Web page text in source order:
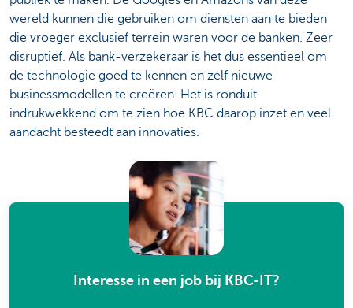
wereld kunnen die gebruiken om diensten aan te bieden
die vroeger exclusief terrein waren voor de banken. Zeer
disruptief. Als bank-verzekeraar is het dus essentieel om
de technologie goed te kennen en zelf nieuwe
businessmodellen te creëren. Het is ronduit
indrukwekkend om te zien hoe KBC daarop inzet en veel
aandacht besteedt aan innovaties.
Interesse in een job bij KBC-IT?